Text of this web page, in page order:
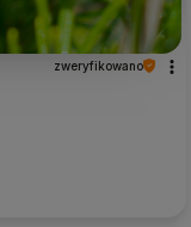
zweryfikowano